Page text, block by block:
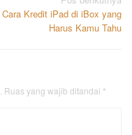
Cara Kredit iPad di iBox yang
Harus Kamu Tahu
Ruas yang wajib ditandai *